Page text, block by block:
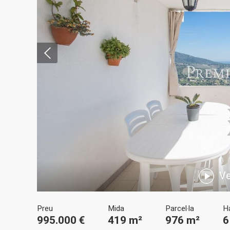
Preu
995.000 €
Mida
419 m²
Parcel·la
976 m² 6
Aquest
millorar